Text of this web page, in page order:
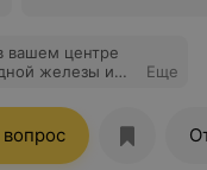
вашем центре
железы и
было
и
Александр
Еще
вопрос